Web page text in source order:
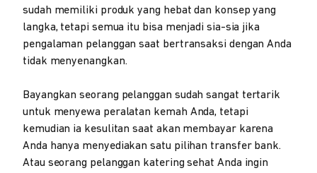
sudah memiliki produk yang hebat dan konsep yang
langka, tetapi semua itu bisa menjadi sia-sia jika
pengalaman pelanggan saat bertransaksi dengan Anda
tidak menyenangkan.
Bayangkan seorang pelanggan sudah sangat tertarik
untuk menyewa peralatan kemah Anda, tetapi
kemudian ia kesulitan saat akan membayar karena
Anda hanya menyediakan satu pilihan transfer bank.
Atau seorang pelanggan katering sehat Anda ingin